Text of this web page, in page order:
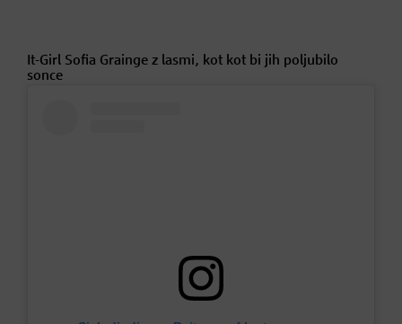
It-Girl Sofia Grainge z lasmi, kot kot bi jih poljubilo
sonce